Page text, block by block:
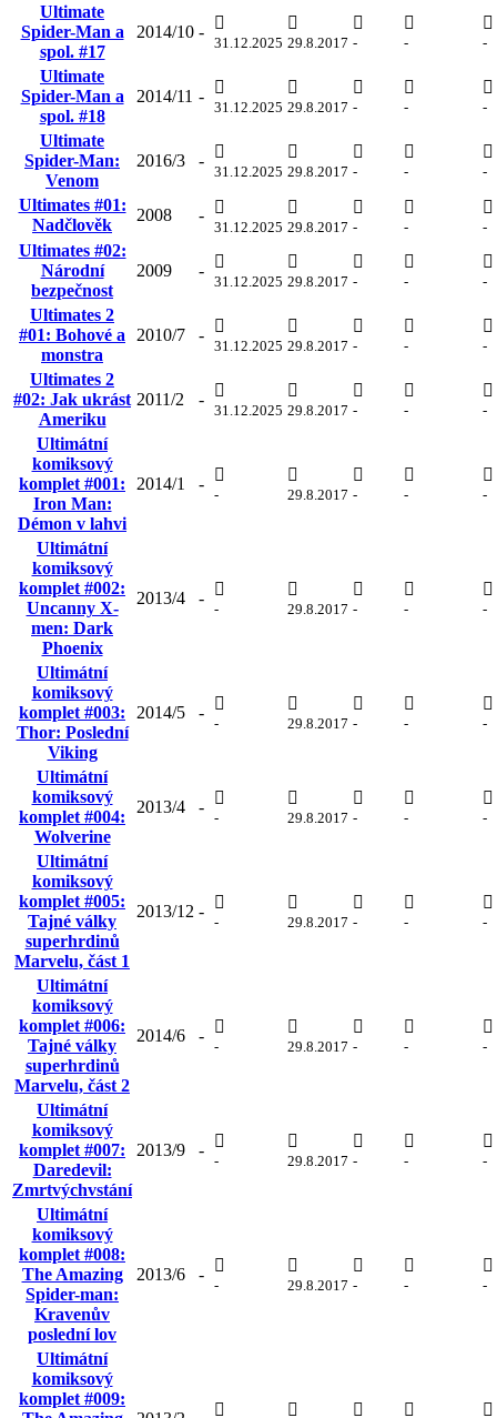
Ultimate
Spider-Man a
spol. #17
2014/10 -
31.12.2025 29.8.2017 - - -
Ultimate
Spider-Man a
spol. #18
2014/11 -
31.12.2025 29.8.2017 - - -
Ultimate
Spider-Man:
Venom
2016/3 -
31.12.2025 29.8.2017 - - -
Ultimates #01:
Nadčlověk
2008 -
31.12.2025 29.8.2017 - - -
Ultimates #02:
Národní
bezpečnost
2009 -
31.12.2025 29.8.2017 - - -
Ultimates 2
#01: Bohové a
monstra
2010/7 -
31.12.2025 29.8.2017 - - -
Ultimates 2
#02: Jak ukrást
Ameriku
2011/2 -
31.12.2025 29.8.2017 - - -
Ultimátní
komiksový
komplet #001:
Iron Man:
Démon v lahvi
2014/1 -
- 29.8.2017 - - -
Ultimátní
komiksový
komplet #002:
Uncanny X-
men: Dark
Phoenix
2013/4 -
- 29.8.2017 - - -
Ultimátní
komiksový
komplet #003:
Thor: Poslední
Viking
2014/5 -
- 29.8.2017 - - -
Ultimátní
komiksový
komplet #004:
Wolverine
2013/4 -
- 29.8.2017 - - -
Ultimátní
komiksový
komplet #005:
Tajné války
superhrdinů
Marvelu, část 1
2013/12 -
- 29.8.2017 - - -
Ultimátní
komiksový
komplet #006:
Tajné války
superhrdinů
Marvelu, část 2
2014/6 -
- 29.8.2017 - - -
Ultimátní
komiksový
komplet #007:
Daredevil:
Zmrtvýchvstání
2013/9 -
- 29.8.2017 - - -
Ultimátní
komiksový
komplet #008:
The Amazing
Spider-man:
Kravenův
poslední lov
2013/6 -
- 29.8.2017 - - -
Ultimátní
komiksový
komplet #009: